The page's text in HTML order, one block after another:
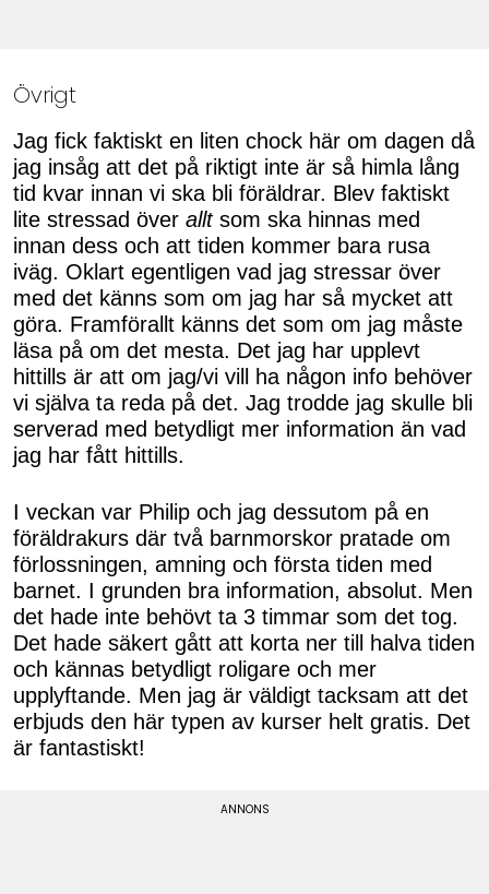
Övrigt
Jag fick faktiskt en liten chock här om dagen då
jag insåg att det på riktigt inte är så himla lång
tid kvar innan vi ska bli föräldrar. Blev faktiskt
lite stressad över allt som ska hinnas med
innan dess och att tiden kommer bara rusa
iväg. Oklart egentligen vad jag stressar över
med det känns som om jag har så mycket att
göra. Framförallt känns det som om jag måste
läsa på om det mesta. Det jag har upplevt
hittills är att om jag/vi vill ha någon info behöver
vi själva ta reda på det. Jag trodde jag skulle bli
serverad med betydligt mer information än vad
jag har fått hittills.
I veckan var Philip och jag dessutom på en
föräldrakurs där två barnmorskor pratade om
förlossningen, amning och första tiden med
barnet. I grunden bra information, absolut. Men
det hade inte behövt ta 3 timmar som det tog.
Det hade säkert gått att korta ner till halva tiden
och kännas betydligt roligare och mer
upplyftande. Men jag är väldigt tacksam att det
erbjuds den här typen av kurser helt gratis. Det
är fantastiskt!